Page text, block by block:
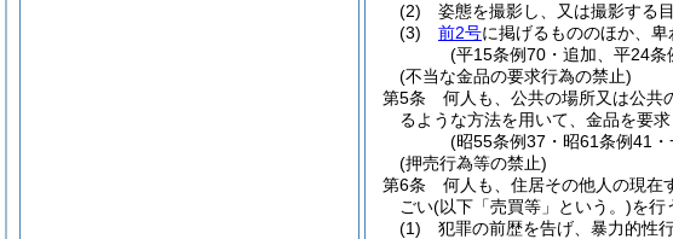
(2)
姿態を撮影し、又は撮影する
(3)
前2号に掲げるもののほか、卑
(平15条例70・追加、平24
(不当な金品の要求行為の禁止)
第5条
何人も、公共の場所又は公共
るような方法を用いて、金品を要求
(昭55条例37・昭61条例41
(押売行為等の禁止)
第6条
何人も、住居その他人の現在
ごい(以下「売買等」という。)を行
(1)
犯罪の前歴を告げ、暴力的性